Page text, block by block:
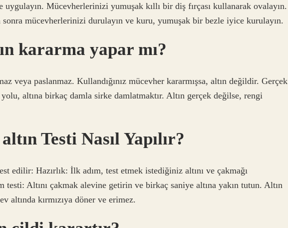
uygulayın. Mücevherlerinizi yumuşak kıllı bir diş fırçası kullanarak ovalayın.
sonra mücevherlerinizi durulayın ve kuru, yumuşak bir bezle iyice kurulayın.
kararma yapar mı?
veya paslanmaz. Kullandığınız mücevher kararmışsa, altın değildir. Gerçek
altına birkaç damla sirke damlatmaktır. Altın gerçek değilse, rengi
Testi Nasıl Yapılır?
edilir: Hazırlık: İlk adım, test etmek istediğiniz altını ve çakmağı
testi: Altını çakmak alevine getirin ve birkaç saniye altına yakın tutun. Altın
altında kırmızıya döner ve erimez.